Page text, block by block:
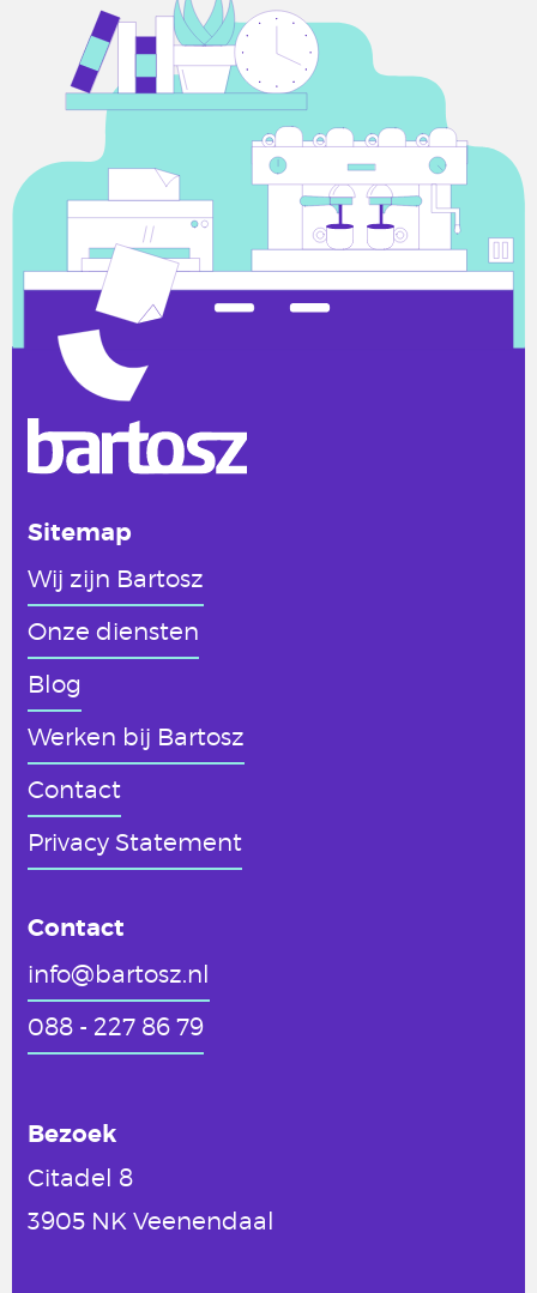
Sitemap
Wij zijn Bartosz
Onze diensten
Blog
Werken bij Bartosz
Contact
Privacy Statement
Contact
info@bartosz.nl
088 - 227 86 79
Bezoek
Citadel 8
3905 NK Veenendaal